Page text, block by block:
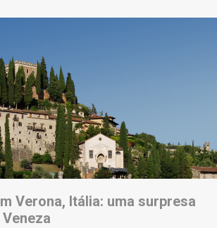
Verona, Itália: uma surpresa